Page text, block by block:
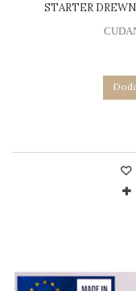
STARTER